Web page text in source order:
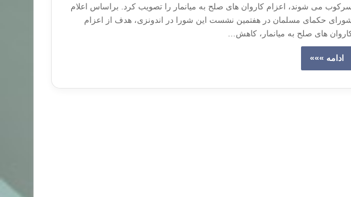
می شوند، اعزام کاروان های صلح به میانمار را تصویب کرد. براساس اعلام
حکمای مسلمان در هفتمین نشست این شورا در اندونزی، هدف از اعزام
های صلح به میانمار، کاهش…
ادامه »»»